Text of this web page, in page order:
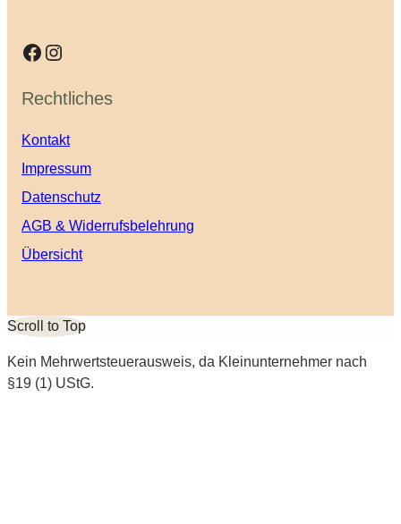
Facebook Instagram
Rechtliches
Kontakt
Impressum
Datenschutz
AGB & Widerrufsbelehrung
Übersicht
Scroll to Top
Kein Mehrwertsteuerausweis, da Kleinunternehmer nach
§19 (1) UStG.